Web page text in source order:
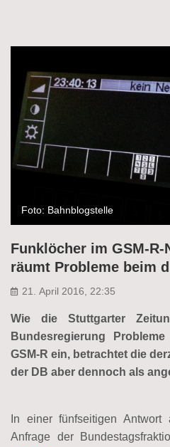
Foto: Bahnblogstelle
Funklöcher im GSM-R-
räumt Probleme beim
21. April 2016, 22:35
Wie die Stuttgarter
Bundesregierung
GSM-R ein, betrachtet die
der DB aber dennoch als
In einer fünfseitigen Antwort
Anfrage der